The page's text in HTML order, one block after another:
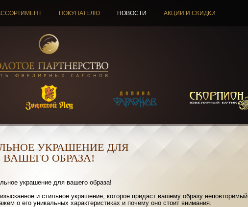
ПОКУПАТЕЛЮ НОВОСТИ АКЦИИ И СКИДКИ
УКРАШЕНИЕ ДЛЯ
ВАШЕГО ОБРАЗА!
украшение для вашего образа!
и стильное украшение, которое придаст вашему образу неповторимый
о его уникальных характеристиках и почему оно стоит внимания.